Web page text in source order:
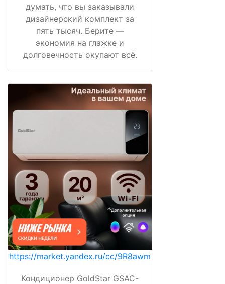
думать, что вы заказывали
дизайнерский комплект за
пять тысяч. Берите —
экономия на глажке и
долговечность окупают всё.
https://market.yandex.ru/cc/9R8awm
Кондиционер GoldStar GSAC-